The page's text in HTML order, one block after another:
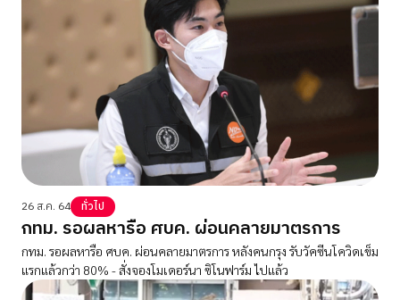
26 ส.ค. 64 ทั่วไป
กทม. รอผลหารือ ศบค. ผ่อนคลายมาตรการ
กทม. รอผลหารือ ศบค. ผ่อนคลายมาตรการ หลังคนกรุง รับวัคซีนโควิดเข็ม
แรกแล้วกว่า 80% - สั่งจองโมเดอร์นา ซิโนฟาร์ม ไปแล้ว